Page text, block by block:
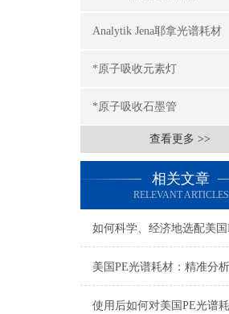
Analytik Jena耶拿光谱耗材
*原子吸收元素灯
*原子吸收石墨管
查看更多 >>
相关文章
RELEVANT ARTICLES